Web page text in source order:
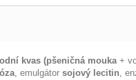
kvas (pšeničná mouka+
, emulgátor sojový lecitin,